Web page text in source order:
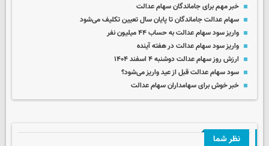
خبر مهم برای جاماندگان سهام عدالت
سهام عدالت جاماندگان تا پایان سال تعیین تکلیف می‌شود
واریز سود سهام عدالت به حساب ۴۴ میلیون نفر
واریز سود سهام عدالت در هفته آینده
ارزش روز سهام عدالت دوشنبه ۴ اسفند ۱۴۰۴
سود سهام عدالت قبل از عید واریز می‌شود؟
خبر خوش برای سهامداران سهام عدالت
نظر شما